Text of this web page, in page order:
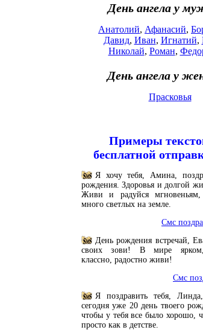
День ангела у
Анатолий, Афанасий,
Давид, Иван, Игнатий,
Николай, Роман,
День ангела у
Прасковья
Примеры
бесплатной
Я хочу тебя, Амина,
рождения. Здоровья и долгой
Живи и радуйся
много светлых на земле.
Смс
День рождения встречай,
своих зови! В мире ярком,
классно, радостно живи!
Смс
Я поздравить тебя,
сегодня уже 20 день твоего
чтобы у тебя все было хорошо,
просто как в детстве.